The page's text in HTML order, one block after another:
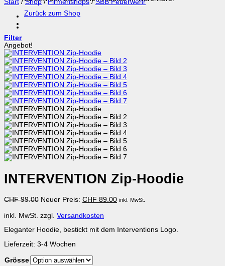
Zurück zum Shop
Start / Shop / Firmenshops / SBB Feuerwehr
Filter
Angebot!
INTERVENTION Zip-Hoodie
CHF99.00 Ursprünglicher
war:
CHF 99.00
Neuer Preis: CHF 89.00Aktueller
inkl. MwSt.
inkl. MwSt. zzgl. Versandkosten
Eleganter Hoodie, bestickt mit dem Interventions Logo.
Lieferzeit: 3-4 Wochen
Grösse